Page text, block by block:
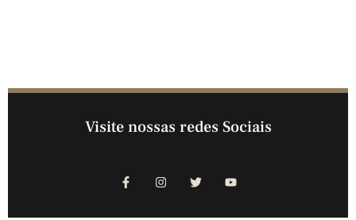
Visite nossas redes Sociais